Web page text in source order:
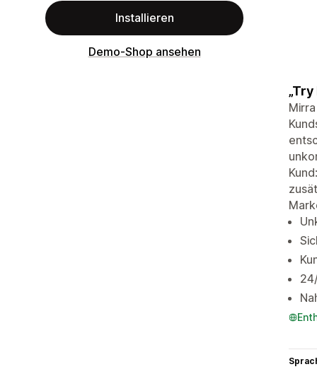
Installieren
Demo-Shop ansehen